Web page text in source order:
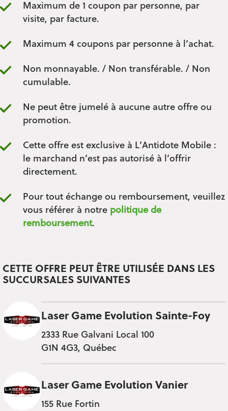
Maximum de 1 coupon par personne, par
visite, par facture.
Maximum 4 coupons par personne à l’achat.
Non monnayable. / Non transférable. / Non
cumulable.
Ne peut être jumelé à aucune autre offre ou
promotion.
Cette offre est exclusive à L’Antidote Mobile :
le marchand n’est pas autorisé à l’offrir
directement.
Pour tout échange ou remboursement, veuillez
vous référer à notre politique de
remboursement.
CETTE OFFRE PEUT ÊTRE UTILISÉE DANS LES
SUCCURSALES SUIVANTES
Laser Game Evolution Sainte-Foy
2333 Rue Galvani Local 100
G1N 4G3, Québec
Laser Game Evolution Vanier
155 Rue Fortin